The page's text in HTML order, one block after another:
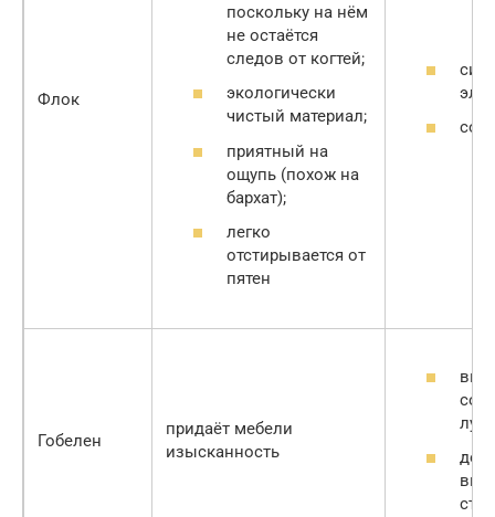
Флок
поскольку на нём
не остаётся
следов от когтей;
экологически
чистый материал;
приятный на
ощупь (похож на
бархат);
легко
отстирывается от
пятен
Гобелен
придаёт мебели
изысканность